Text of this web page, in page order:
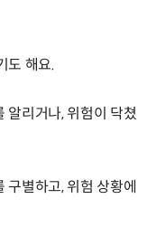
도 해요.
알리거나, 위험이 닥쳤
구별하고, 위험 상황에